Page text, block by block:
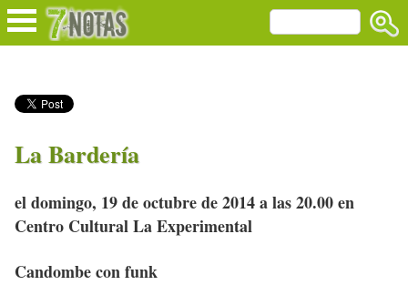
La Bardería
el domingo, 19 de octubre de 2014 a las 20.00 en
Centro Cultural La Experimental
Candombe con funk